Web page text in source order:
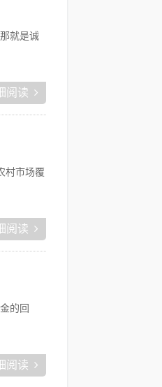
就是诚
阅读
村市场覆
阅读
的回
阅读